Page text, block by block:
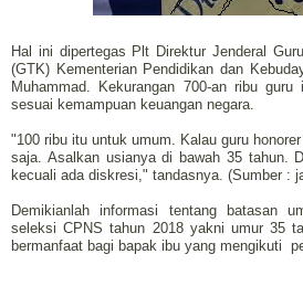
Hal ini dipertegas Plt Direktur Jenderal
(GTK) Kementerian Pendidikan dan
Muhammad. Kekurangan 700-an ribu
sesuai kemampuan keuangan negara.
"100 ribu itu untuk umum. Kalau guru
saja. Asalkan usianya di bawah 35 tahun.
kecuali ada diskresi," tandasnya. (Sumber :
Demikianlah informasi tentang batasan
seleksi CPNS tahun 2018 yakni umur 35
bermanfaat bagi bapak ibu yang mengikuti